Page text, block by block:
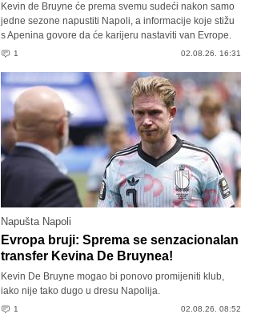
Kevin de Bruyne će prema svemu sudeći nakon samo
jedne sezone napustiti Napoli, a informacije koje stižu
s Apenina govore da će karijeru nastaviti van Evrope.
1 02.08.26. 16:31
Napušta Napoli
Evropa bruji: Sprema se senzacionalan
transfer Kevina De Bruynea!
Kevin De Bruyne mogao bi ponovo promijeniti klub,
iako nije tako dugo u dresu Napolija.
1 02.08.26. 08:52